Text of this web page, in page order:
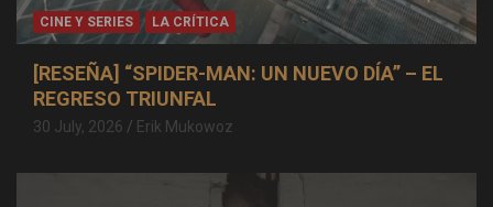
CINE Y SERIES LA CRÍTICA
[RESEÑA] “SPIDER-MAN: UN NUEVO DÍA” – EL
REGRESO TRIUNFAL
30 July, 2026 Erik Mukowoz